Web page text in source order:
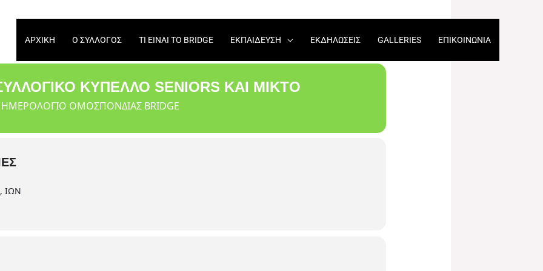
ΑΡΧΙΚΉ Ο ΣΎΛΛΟΓΟΣ ΤΙ ΕΊΝΑΙ ΤΟ BRIDGE ΕΚΠΑΊΔΕΥΣΗ ΕΚΔΗΛΏΣΕΙΣ​ GALLERIES ΕΠΙΚΟΙΝΩΝΊΑ
ΚΎΠΕΛΛΟ SENIORS ΚΑΙ ΜΙΚΤΌ
ΗΜΕΡΟΛΌΓΙΟ ΟΜΟΣΠΟΝΔΊΑΣ BRIDGE
ΙΩΝ